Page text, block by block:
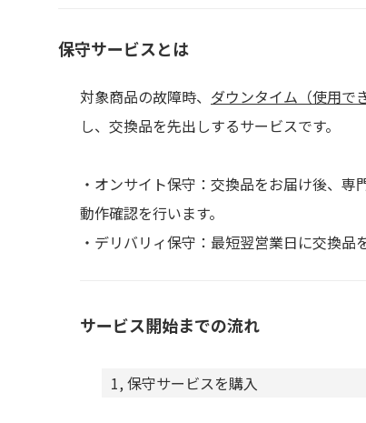
保守サービスとは
対象商品の故障時、 ダウンタイム（使用で
し、交換品を先出しするサービスです。
・オンサイト保守：交換品をお届け後、専
動作確認を行います。
・デリバリィ保守：最短翌営業日に交換品
サービス開始までの流れ
1, 保守サービスを購入